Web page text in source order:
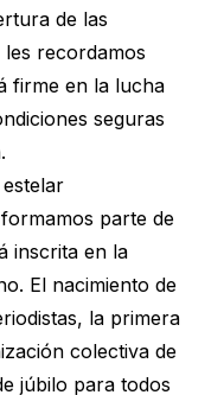
de las
recordamos
firme en la lucha
seguras
parte de
inscrita en la
El nacimiento de
la primera
colectiva de
júbilo para todos